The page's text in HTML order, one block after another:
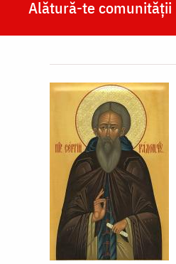
Alătură-te comunității